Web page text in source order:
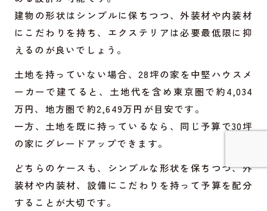
建物の形状はシンプルに保ちつつ、外装材や内装材
にこだわりを持ち、エクステリアは必要最低限に抑
えるのが良いでしょう。
土地を持っていない場合、28坪の家を中堅ハウスメ
ーカーで建てると、土地代を含め東京圏で約4,034
万円、地方圏で約2,649万円が目安です。
一方、土地を既に持っているなら、同じ予算で30坪
の家にグレードアップできます。
どちらのケースも、シンプルな形状を保ちつつ、外
装材や内装材、設備にこだわりを持って予算を配分
することが大切です。
詳しく見てみる